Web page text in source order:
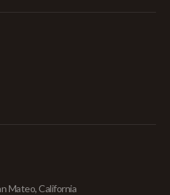
Mateo, California